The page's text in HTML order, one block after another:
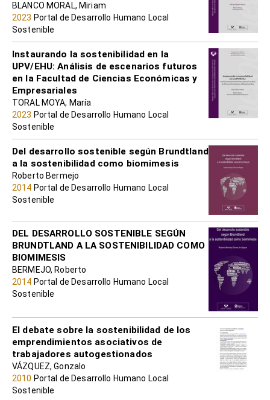
BLANCO MORAL, Miriam
2023 Portal de Desarrollo Humano Local
Sostenible
Instaurando la sostenibilidad en la
UPV/EHU: Análisis de escenarios futuros
en la Facultad de Ciencias Económicas y
Empresariales
TORAL MOYA, María
2023 Portal de Desarrollo Humano Local
Sostenible
Del desarrollo sostenible según Brundtland
a la sostenibilidad como biomimesis
Roberto Bermejo
2014 Portal de Desarrollo Humano Local
Sostenible
DEL DESARROLLO SOSTENIBLE SEGÚN
BRUNDTLAND A LA SOSTENIBILIDAD COMO
BIOMIMESIS
BERMEJO, Roberto
2014 Portal de Desarrollo Humano Local
Sostenible
El debate sobre la sostenibilidad de los
emprendimientos asociativos de
trabajadores autogestionados
VÁZQUEZ, Gonzalo
2010 Portal de Desarrollo Humano Local
Sostenible